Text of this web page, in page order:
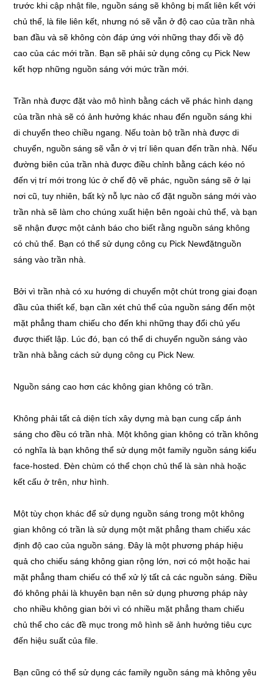
trước khi cập nhật file, nguồn sáng sẽ không bị mất liên kết với
chủ thể, là file liên kết, nhưng nó sẽ vẫn ở độ cao của trần nhà
ban đầu và sẽ không còn đáp ứng với những thay đổi về độ
cao của các mới trần. Bạn sẽ phải sử dụng công cụ Pick New
kết hợp những nguồn sáng với mức trần mới.
Trần nhà được đặt vào mô hình bằng cách vẽ phác hình dạng
của trần nhà sẽ có ảnh hưởng khác nhau đến nguồn sáng khi
di chuyển theo chiều ngang. Nếu toàn bộ trần nhà được di
chuyển, nguồn sáng sẽ vẫn ở vị trí liên quan đến trần nhà. Nếu
đường biên của trần nhà được điều chỉnh bằng cách kéo nó
đến vị trí mới trong lúc ở chế độ vẽ phác, nguồn sáng sẽ ở lại
nơi cũ, tuy nhiên, bất kỳ nỗ lực nào cố đặt nguồn sáng mới vào
trần nhà sẽ làm cho chúng xuất hiện bên ngoài chủ thể, và bạn
sẽ nhận được một cảnh báo cho biết rằng nguồn sáng không
có chủ thể. Bạn có thể sử dụng công cụ Pick Newđặtnguồn
sáng vào trần nhà.
Bởi vì trần nhà có xu hướng di chuyển một chút trong giai đoạn
đầu của thiết kế, bạn cần xét chủ thể của nguồn sáng đến một
mặt phẳng tham chiếu cho đến khi những thay đổi chủ yếu
được thiết lập. Lúc đó, bạn có thể di chuyển nguồn sáng vào
trần nhà bằng cách sử dụng công cụ Pick New.
Nguồn sáng cao hơn các không gian không có trần.
Không phải tất cả diện tích xây dựng mà bạn cung cấp ánh
sáng cho đều có trần nhà. Một không gian không có trần không
có nghĩa là bạn không thể sử dụng một family nguồn sáng kiểu
face-hosted. Đèn chùm có thể chọn chủ thể là sàn nhà hoặc
kết cấu ở trên, như hình.
Một tùy chọn khác để sử dụng nguồn sáng trong một không
gian không có trần là sử dụng một mặt phẳng tham chiếu xác
định độ cao của nguồn sáng. Đây là một phương pháp hiệu
quả cho chiếu sáng không gian rộng lớn, nơi có một hoặc hai
mặt phẳng tham chiếu có thể xử lý tất cả các nguồn sáng. Điều
đó không phải là khuyên bạn nên sử dụng phương pháp này
cho nhiều không gian bởi vì có nhiều mặt phẳng tham chiếu
chủ thể cho các đề mục trong mô hình sẽ ảnh hưởng tiêu cực
đến hiệu suất của file.
Bạn cũng có thể sử dụng các family nguồn sáng mà không yêu